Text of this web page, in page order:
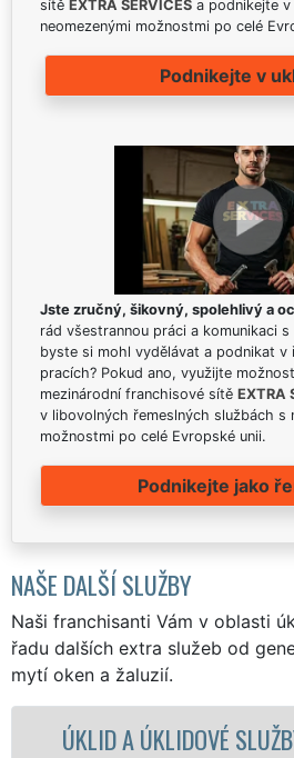
sítě EXTRA SERVICES a podnikejte
neomezenými možnostmi po celé
Podnikejte v
Jste zručný, šikovný, spolehlivý a
rád všestrannou práci a komunikaci
byste si mohl vydělávat a podnikat v
pracích? Pokud ano, využijte
mezinárodní franchisové sítě EXTRA
v libovolných řemeslných službách s
možnostmi po celé Evropské unii.
Podnikejte jako
NAŠE DALŠÍ SLUŽBY
Naši franchisanti Vám v oblasti
řadu dalších extra služeb od
mytí oken a žaluzií.
SLUŽBY HALENKOVICE